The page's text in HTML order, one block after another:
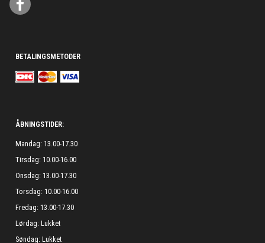
BETALINGSMETODER
ÅBNINGSTIDER:
Mandag: 13.00-17.30
Tirsdag: 10.00-16.00
Onsdag: 13.00-17.30
Torsdag: 10.00-16.00
Fredag: 13.00-17.30
Lørdag: Lukket
Søndag: Lukket